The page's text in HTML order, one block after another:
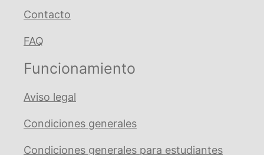
Contacto
FAQ
Funcionamiento
Aviso legal
Condiciones generales
Condiciones generales para estudiantes